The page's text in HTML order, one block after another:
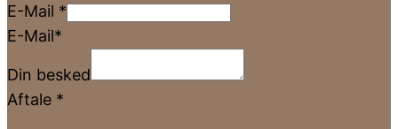
E-Mail *
E-Mail*
Din besked
Aftale *